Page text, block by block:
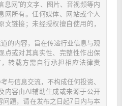
息网”的文字、图片、音视频等内
网所有。任何媒体、网站或个人
链接；未经授权擅自使用的，
的内容，旨在传递行业信息与观
点或对其真实性、完整性作出保
转载方需自行承担相应法律责
与信息交流，不构成任何投资、
内容由AI辅助生成或来源于公开
题，请在发布之日起7日内与本